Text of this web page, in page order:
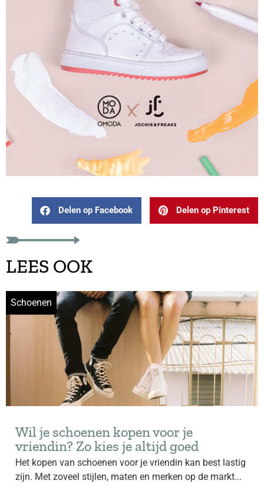
Delen op Facebook Delen op Pinterest
LEES OOK
Schoenen
Wil je schoenen kopen voor je
vriendin? Zo kies je altijd goed
Het kopen van schoenen voor je vriendin kan best lastig
zijn. Met zoveel stijlen, maten en merken op de markt...